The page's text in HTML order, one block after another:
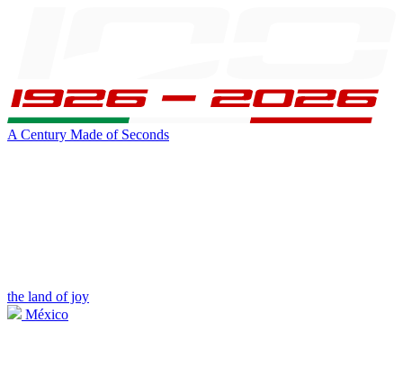
A Century Made of Seconds
the land of joy
México